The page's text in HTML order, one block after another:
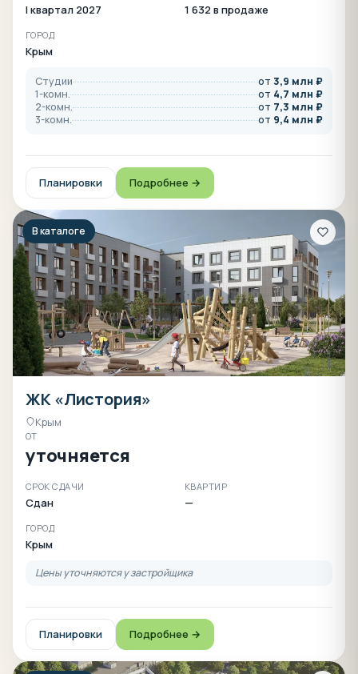
I квартал 2027 1 632 в продаже
ГОРОД
Крым
Студии от 3,9 млн ₽
1-комн.
от 4,7 млн ₽
2-комн.
от 7,3 млн ₽
3-комн.
от 9,4 млн ₽
Планировки Подробнее →
В каталоге
ЖК «Листория»
Крым
ОТ
уточняется
СРОК СДАЧИ
Сдан
КВАРТИР
—
ГОРОД
Крым
Цены уточняются у застройщика
Планировки Подробнее →